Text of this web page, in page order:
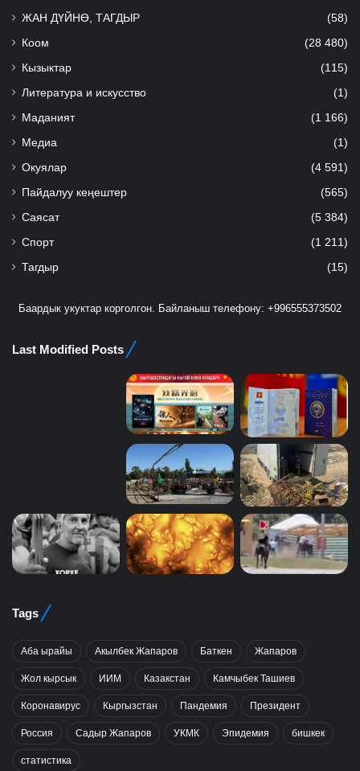
ЖАН ДҮЙНӨ, ТАГДЫР (58)
Коом (28 480)
Кызыктар (115)
Литература и искусство (1)
Маданият (1 166)
Медиа (1)
Окуялар (4 591)
Пайдалуу кеңештер (565)
Саясат (5 384)
Спорт (1 211)
Тагдыр (15)
Баардык укуктар корголгон. Байланыш телефону: +996555373502
Last Modified Posts
Tags
Аба ырайы Акылбек Жапаров Баткен Жапаров
Жол кырсык ИИМ Казакстан Камчыбек Ташиев
Коронавирус Кыргызстан Пандемия Президент
Россия Садыр Жапаров УКМК Эпидемия бишкек
статистика